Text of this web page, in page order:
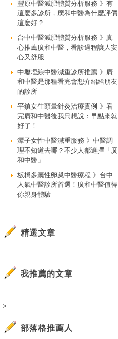
豐原中醫減肥體質分析服務 》有
這麼多診所，廣和中醫為什麼評價
這麼好？
台中中醫減肥體質分析服務 》真
心推薦廣和中醫，看診過程讓人安
心又舒服
中壢埋線中醫減重診所推薦 》廣
和中醫是那種看完會想介紹給朋友
的診所
平鎮女生頭暈針灸治療實例 》看
完廣和中醫後我只想說：早點來就
好了！
潭子女性中醫減重服務 》中醫調
理不知道去哪？不少人都選擇「廣
和中醫」
板橋多囊性卵巢中醫療程 》台中
人氣中醫診所首選！廣和中醫值得
你親身體驗
精選文章
我推薦的文章
>
部落格推薦人